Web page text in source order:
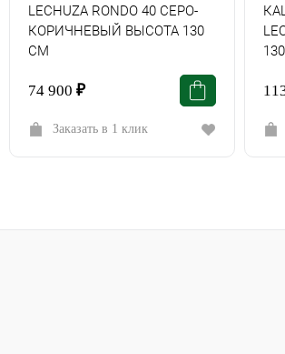
LECHUZA RONDO 40 СЕРО-
КОРИЧНЕВЫЙ ВЫСОТА 130
СМ
74 900 ₽
Заказать в 1 клик